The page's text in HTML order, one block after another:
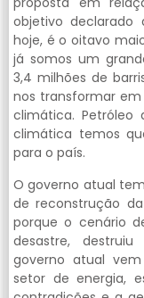
objetivo declarado
hoje, é o oitavo
já somos um
3,4 milhões de
nos transformar
climática. Petróleo
climática temos
para o país.
O governo atual
de reconstrução
porque o cenário
desastre,
governo atual
setor de energia,